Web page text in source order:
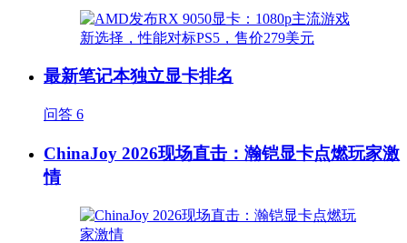
最新笔记本独立显卡排名
问答 6
ChinaJoy 2026现场直击：瀚铠显卡点燃玩家激
情